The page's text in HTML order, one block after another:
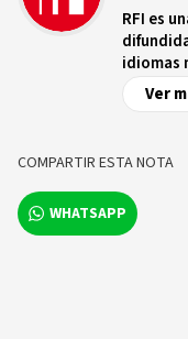
RFI es
idiomas
en
emiten
Ver
COMPARTIR ESTA NOTA
WHATSAPP